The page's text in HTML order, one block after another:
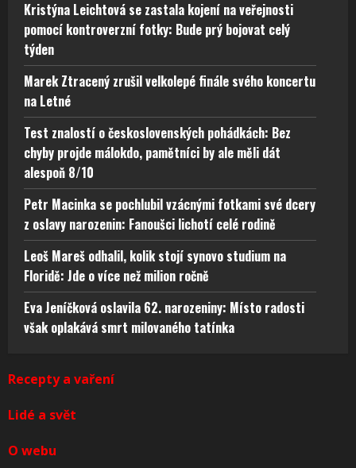
Kristýna Leichtová se zastala kojení na veřejnosti
pomocí kontroverzní fotky: Bude prý bojovat celý
týden
Marek Ztracený zrušil velkolepé finále svého koncertu
na Letné
Test znalostí o československých pohádkách: Bez
chyby projde málokdo, pamětníci by ale měli dát
alespoň 8/10
Petr Macinka se pochlubil vzácnými fotkami své dcery
z oslavy narozenin: Fanoušci lichotí celé rodině
Leoš Mareš odhalil, kolik stojí synovo studium na
Floridě: Jde o více než milion ročně
Eva Jeníčková oslavila 62. narozeniny: Místo radosti
však oplakává smrt milovaného tatínka
Recepty a vaření
Lidé a svět
O webu